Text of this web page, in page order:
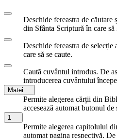
Deschide fereastra de
din Sfânta Scriptură în care să
Deschide fereastra de
care să se caute.
Caută cuvântul introdus. De
introducerea cuvântului
Matei
Permite alegerea cărții din
accesează automat butonul
1
Permite alegerea capitolului
automat pagina respectivă.